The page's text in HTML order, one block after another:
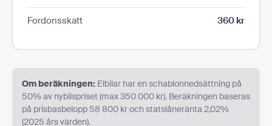
Fordonsskatt 360 kr
Om beräkningen: Elbilar har en schablonnedsättning på
50% av nybilspriset (max 350 000 kr). Beräkningen baseras
på prisbasbelopp 58 800 kr och statslåneränta 2,02%
(2025 års värden).